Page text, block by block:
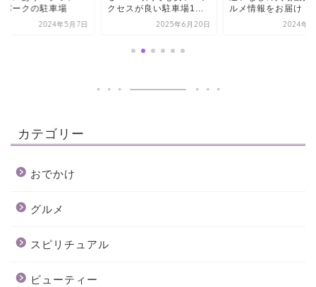
パークの駐車場
2024年5月7日
クセスが良い駐車場1...
2025年6月20日
ルメ情報をお届け！
2024年5
カテゴリー
おでかけ
グルメ
スピリチュアル
ビューティー